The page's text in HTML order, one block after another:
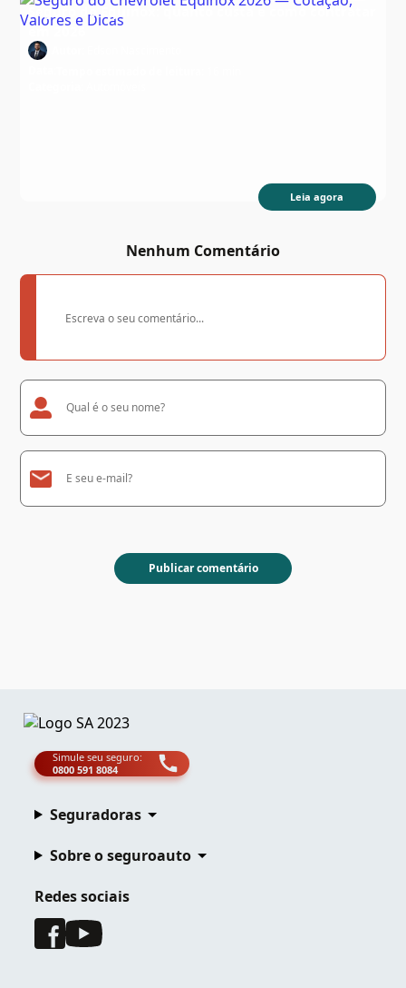
Seguro do Equinox: quanto custa e como contratar
em 2026
Leia agora
Nenhum Comentário
Seguradoras
Sobre o seguroauto
Redes sociais
Simule seu seguro:
0800 591 8084